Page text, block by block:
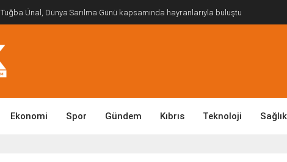
Tuğba Ünal, Dünya Sarılma Günü kapsamında hayranlarıyla buluştu
Ekonomi Spor Gündem Kıbrıs Teknoloji Sağlık